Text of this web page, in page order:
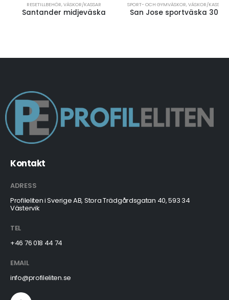
RESETILLBEHÖR,VÄSKOR/KASSAR
Santander midjeväska
SPORT- OCH GYMVÄSKOR,VÄSKOR/KASSAR
San Jose sportväska 30L
Kontakt
ADRESS
Profileliten i Sverige AB, Stora Trädgårdsgatan 40, 593 34
Västervik
TEL
+46 76 018 44 74
EMAIL
info@profileliten.se